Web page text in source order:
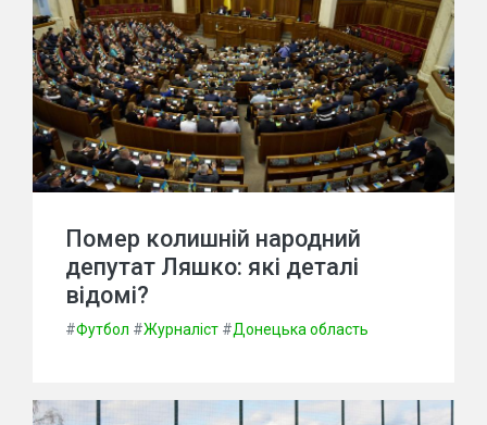
Помер колишній народний
депутат Ляшко: які деталі
відомі?
#Футбол #Журналіст #Донецька область